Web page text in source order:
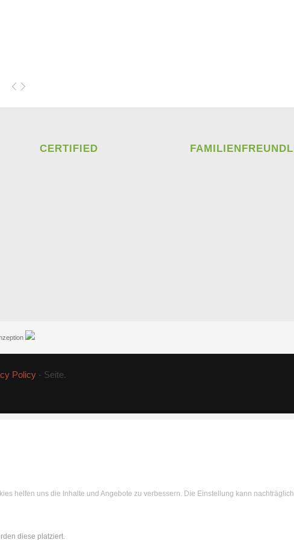
CERTIFIED
Policy - Seite.
helfen uns die Inhalte und Angebote zu verbessern. Die Einstellung kann
diese platziert.